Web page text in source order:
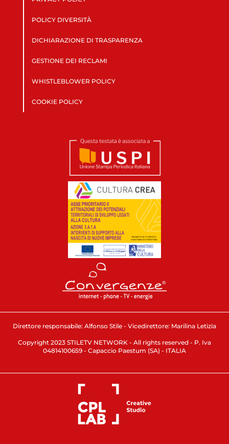
POLICY DIVERSITÀ
DICHIARAZIONE DI TRASPARENZA
GESTIONE DEI RECLAMI
WHISTLEBLOWER POLICY
COOKIE POLICY
Direttore responsabile: Alfonso Stile - Vicedirettore: Marilina Letizia
Copyright 2023 STILETV NETWORK - All rights reserved - P. Iva
04814100659 - Capaccio Paestum (SA) - ITALIA